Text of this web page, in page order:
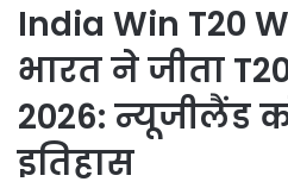
India Win T20
भारत ने जीता
2026: न्यूजीलैंड
इतिहास